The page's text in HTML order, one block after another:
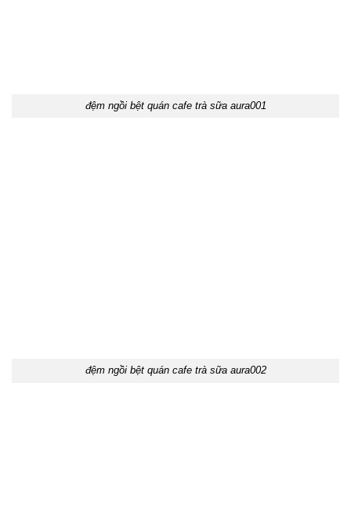
đệm ngồi bệt quán cafe trà sữa aura001
đệm ngồi bệt quán cafe trà sữa aura002